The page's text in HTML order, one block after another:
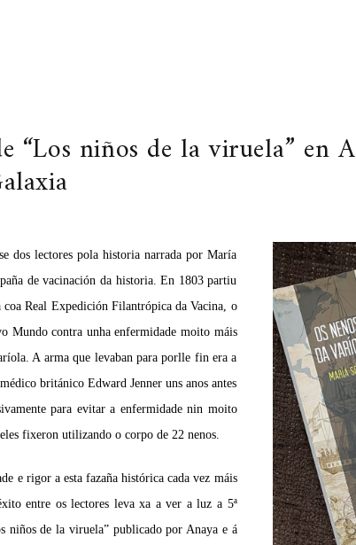
“Los niños de la viruela” en
dos lectores pola historia narrada por María
de vacinación da historia. En 1803 partiu
Real Expedición Filantrópica da Vacina, o
Mundo contra unha enfermidade moito máis
A arma que levaban para porlle fin era a
británico Edward Jenner uns anos antes
para evitar a enfermidade nin moito
fixeron utilizando o corpo de 22 nenos.
e rigor a esta fazaña histórica cada vez máis
entre os lectores leva xa a ver a luz a 5ª
niños de la viruela” publicado por Anaya e á